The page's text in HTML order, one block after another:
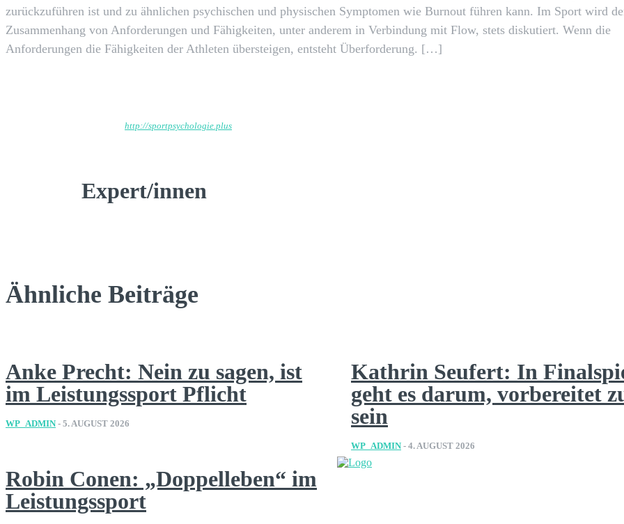
zurückzuführen ist und zu ähnlichen psychischen und physischen Symptomen wie Burnout führen kann. Im Sport wird
Zusammenhang von Anforderungen und Fähigkeiten, unter anderem in Verbindung mit Flow, stets diskutiert. Wenn die
Anforderungen die Fähigkeiten der Athleten übersteigen, entsteht Überforderung. […]
http://sportpsychologie.plus
Expert/innen
Ähnliche Beiträge
Anke Precht: Nein zu sagen, ist
im Leistungssport Pflicht
WP_ADMIN - 5. AUGUST 2026
Kathrin Seufert: In
geht es darum, vorbereitet
sein
WP_ADMIN - 4. AUGUST 2026
Robin Conen: „Doppelleben“ im
Leistungssport